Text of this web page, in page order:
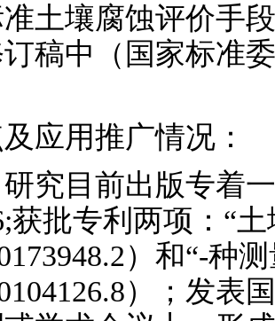
土壤腐蚀评价手
稿中（国家标准
用推广情况：
目前出版专着一
获批专利两项：“
）和“-种
）；发表